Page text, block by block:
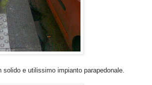
e utilissimo impianto parapedonale.